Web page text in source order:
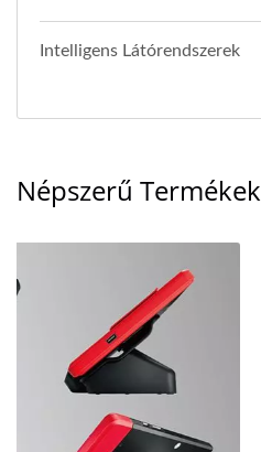
Intelligens Látórendszerek
Népszerű Termékek